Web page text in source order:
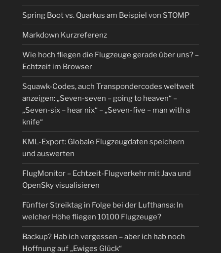
Spring Boot vs. Quarkus am Beispiel von STOMP
Markdown Kurzreferenz
Wie hoch fliegen die Flugzeuge gerade über uns? –
Echtzeit im Browser
Squawk-Codes, auch Transpondercodes weltweit
anzeigen: „Seven-seven – going to heaven“ –
„Seven-six – hear nix“ – „Seven-five – man with a
knife“
KML-Export: Globale Flugzeugdaten speichern
und auswerten
FlugMonitor – Echtzeit-Flugverkehr mit Java und
OpenSky visualisieren
Fünfter Streiktag in Folge bei der Lufthansa: In
welcher Höhe fliegen 10100 Flugzeuge?
Backup? Hab ich vergessen – aber ich hab noch
Hoffnung auf „Ewiges Glück“